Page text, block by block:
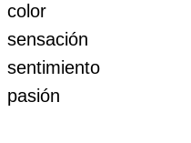
color
sensación
sentimiento
pasión